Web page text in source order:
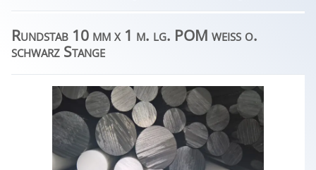
Rundstab 10 mm x 1 m. lg. POM weiß o.
schwarz Stange